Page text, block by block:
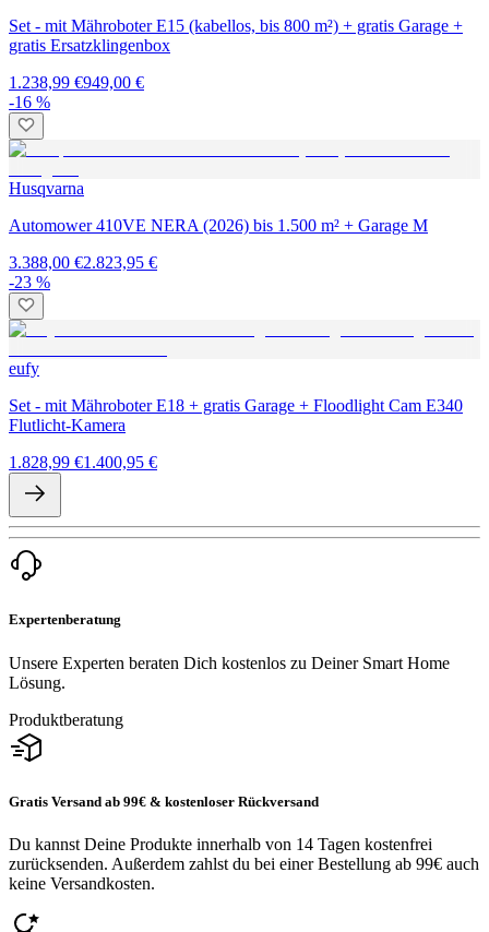
Set - mit Mähroboter E15 (kabellos, bis 800 m²) + gratis Garage +
gratis Ersatzklingenbox
1.238,99 €949,00 €
-16 %
Husqvarna
Automower 410VE NERA (2026) bis 1.500 m² + Garage M
3.388,00 €2.823,95 €
-23 %
eufy
Set - mit Mähroboter E18 + gratis Garage + Floodlight Cam E340
Flutlicht-Kamera
1.828,99 €1.400,95 €
Expertenberatung
Unsere Experten beraten Dich kostenlos zu Deiner Smart Home
Lösung.
Produktberatung
Gratis Versand ab 99€ & kostenloser Rückversand
Du kannst Deine Produkte innerhalb von 14 Tagen kostenfrei
zurücksenden. Außerdem zahlst du bei einer Bestellung ab 99€ auch
keine Versandkosten.